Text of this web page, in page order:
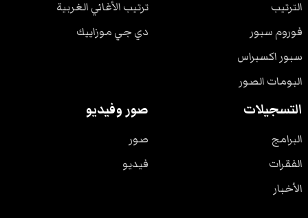
الترتيب
فوروم سبور
سبور اكسبراس
البومات الصور
ترتيب الأغاني الغربية
دي جي موزاييك
التسجيلات
البرامج
الفقرات
الأخبار
صور وفيديو
صور
فيديو